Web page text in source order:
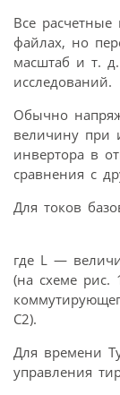
Все
файлах, но
масштаб и т.
исследований.
Обычно
величину при
инвертора в
сравнения с
Для токов
где L —
(на схеме
C2).
Для времени
управления